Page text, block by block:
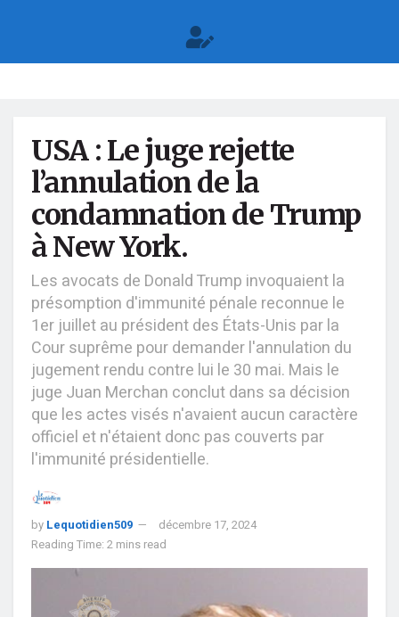
USA : Le juge rejette
l’annulation de la
condamnation de Trump
à New York.
Les avocats de Donald Trump invoquaient la
présomption d'immunité pénale reconnue le
1er juillet au président des États-Unis par la
Cour suprême pour demander l'annulation du
jugement rendu contre lui le 30 mai. Mais le
juge Juan Merchan conclut dans sa décision
que les actes visés n'avaient aucun caractère
officiel et n'étaient donc pas couverts par
l'immunité présidentielle.
by Lequotidien509
décembre 17, 2024
Reading Time: 2 mins read